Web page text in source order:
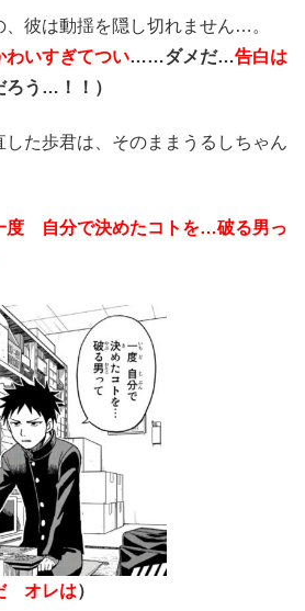
彼は動揺を隠し切れません…。
わいすぎてつい……ダメだ…告白は
ろう…！！）
た歩君は、そのままうるしちゃん
度 自分で決めたコトを…破る男っ
オレは）